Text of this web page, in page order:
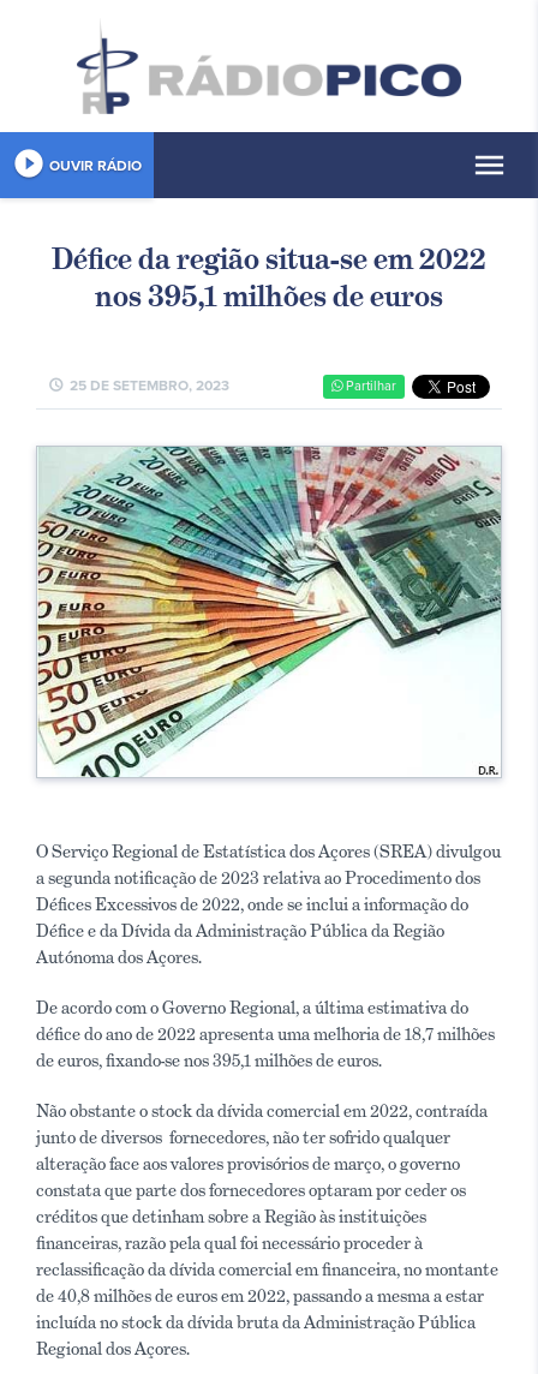
play_circle_filled OUVIR RÁDIO menu
Défice da região situa-se em 2022
nos 395,1 milhões de euros
schedule 25 DE SETEMBRO, 2023 Partilhar
O Serviço Regional de Estatística dos Açores (SREA) divulgou
a segunda notificação de 2023 relativa ao Procedimento dos
Défices Excessivos de 2022, onde se inclui a informação do
Défice e da Dívida da Administração Pública da Região
Autónoma dos Açores.
De acordo com o Governo Regional, a última estimativa do
défice do ano de 2022 apresenta uma melhoria de 18,7 milhões
de euros, fixando-se nos 395,1 milhões de euros.
Não obstante o stock da dívida comercial em 2022, contraída
junto de diversos fornecedores, não ter sofrido qualquer
alteração face aos valores provisórios de março, o governo
constata que parte dos fornecedores optaram por ceder os
créditos que detinham sobre a Região às instituições
financeiras, razão pela qual foi necessário proceder à
reclassificação da dívida comercial em financeira, no montante
de 40,8 milhões de euros em 2022, passando a mesma a estar
incluída no stock da dívida bruta da Administração Pública
Regional dos Açores.